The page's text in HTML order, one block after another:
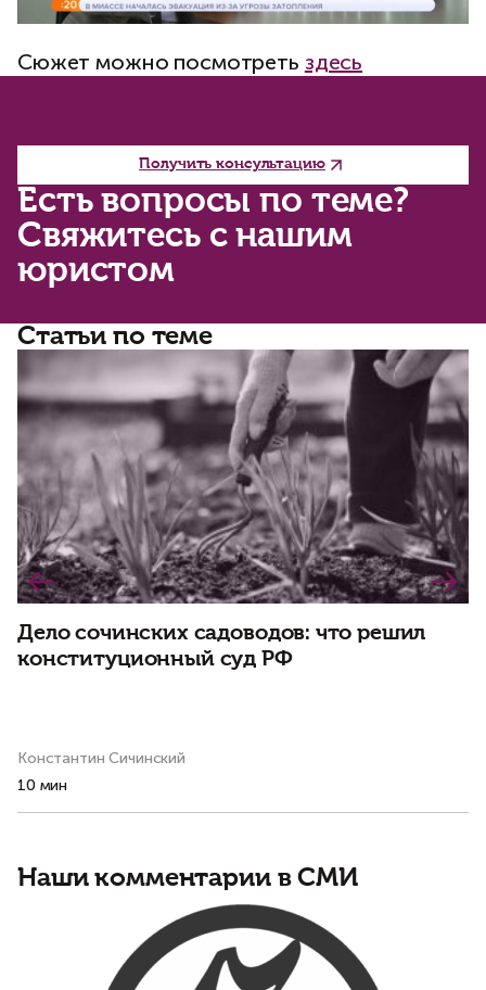
Сюжет можно посмотреть здесь
Есть вопросы по теме?
Свяжитесь с нашим
юристом
Получить консультацию
Статьи по теме
Дело сочинских садоводов: что решил
конституционный суд РФ
Константин Сичинский
10 мин
Наши комментарии в СМИ